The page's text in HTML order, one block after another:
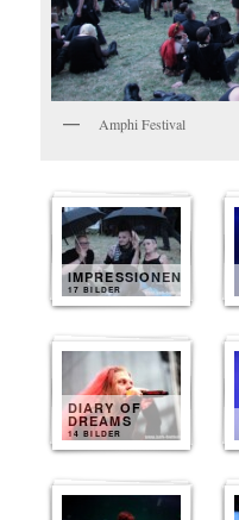
Amphi Festival
IMPRESSIONEN
17 BILDER
DIARY OF
DREAMS
14 BILDER